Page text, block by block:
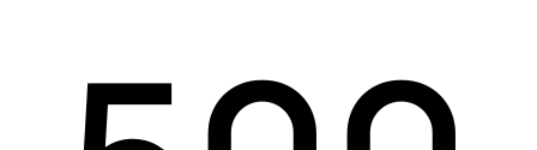
статьи